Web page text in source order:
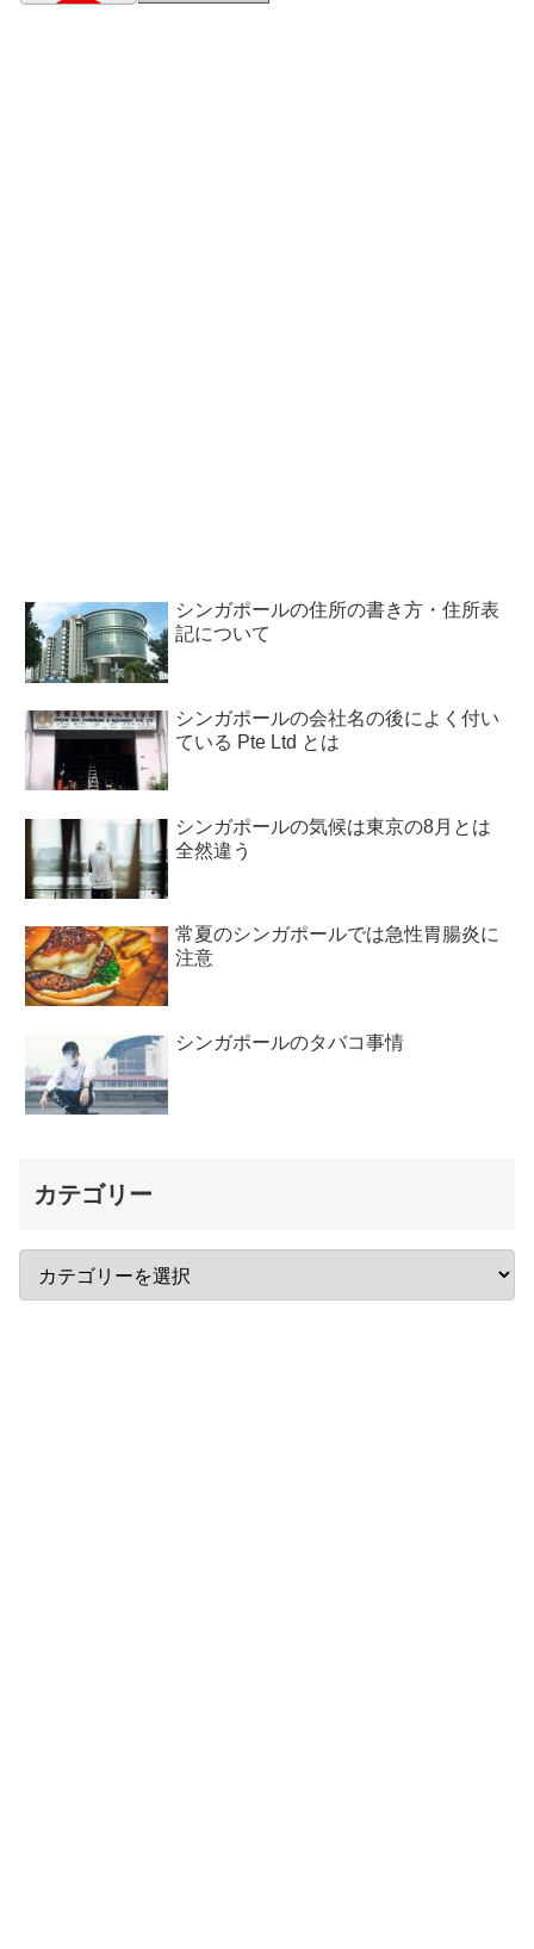
シンガポールの住所の書き方・住所表
記について
シンガポールの会社名の後によく付い
ている Pte Ltd とは
シンガポールの気候は東京の8月とは
全然違う
常夏のシンガポールでは急性胃腸炎に
注意
シンガポールのタバコ事情
カテゴリー